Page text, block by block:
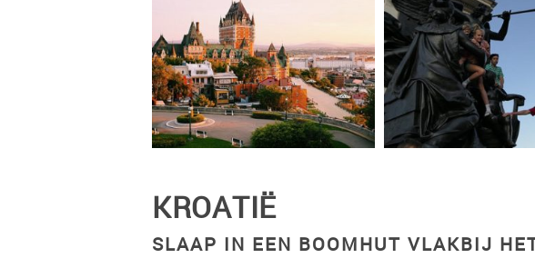
KROATIË
SLAAP IN EEN BOOMHUT VLAKBIJ